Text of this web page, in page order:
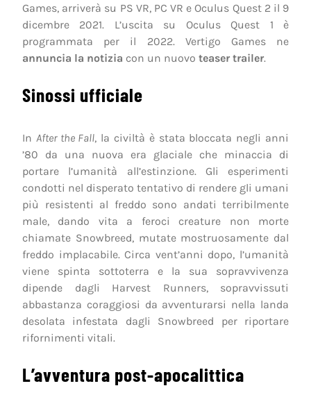
Games, arriverà su PS VR, PC VR e Oculus Quest 2 il 9
dicembre 2021. L’uscita su Oculus Quest 1 è
programmata per il 2022. Vertigo Games ne
annuncia la notizia con un nuovo teaser trailer.
Sinossi ufficiale
In After the Fall, la civiltà è stata bloccata negli anni
’80 da una nuova era glaciale che minaccia di
portare l’umanità all’estinzione. Gli esperimenti
condotti nel disperato tentativo di rendere gli umani
più resistenti al freddo sono andati terribilmente
male, dando vita a feroci creature non morte
chiamate Snowbreed, mutate mostruosamente dal
freddo implacabile. Circa vent’anni dopo, l’umanità
viene spinta sottoterra e la sua sopravvivenza
dipende dagli Harvest Runners, sopravvissuti
abbastanza coraggiosi da avventurarsi nella landa
desolata infestata dagli Snowbreed per riportare
rifornimenti vitali.
L’avventura post-apocalittica